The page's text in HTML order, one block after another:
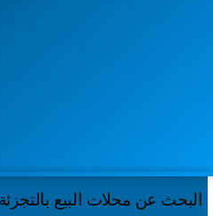
البحث عن محلات البيع بالتجزئة